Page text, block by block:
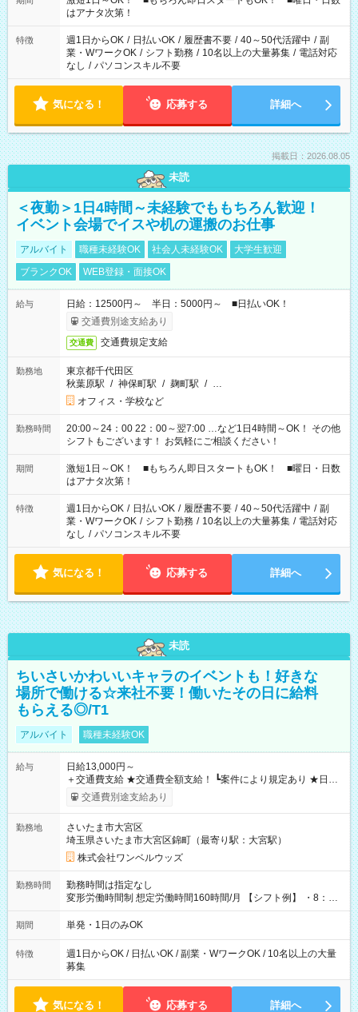
はアナタ次第！
特徴 週1日からOK / 日払いOK / 履歴書不要 / 40～50代活躍中 / 副
業・WワークOK / シフト勤務 / 10名以上の大量募集 / 電話対応
なし / パソコンスキル不要
気になる！ 応募する 詳細へ
掲載日：2026.08.05
未読
＜夜勤＞1日4時間～未経験でももちろん歓迎！
イベント会場でイスや机の運搬のお仕事
アルバイト 職種未経験OK 社会人未経験OK
大学生歓迎
ブランクOK
WEB登録・面接OK
給与
日給：12500円～ 半日：5000円～ ■日払いOK！
交通費別途支給あり
交通費 交通費規定支給
勤務地
東京都千代田区
秋葉原駅 / 神保町駅 / 麹町駅 / …
オフィス・学校など
勤務時間
20:00～24：00 22：00～翌7:00 …など1日4時間～OK！ その他
シフトもございます！ お気軽にご相談ください！
期間
激短1日～OK！ ■もちろん即日スタートもOK！ ■曜日・日数
はアナタ次第！
特徴 週1日からOK / 日払いOK / 履歴書不要 / 40～50代活躍中 / 副
業・WワークOK / シフト勤務 / 10名以上の大量募集 / 電話対応
なし / パソコンスキル不要
気になる！ 応募する 詳細へ
未読
ちいさいかわいいキャラのイベントも！好きな
場所で働ける☆来社不要！働いたその日に給料
もらえる◎/T1
アルバイト 職種未経験OK
給与
日給13,000円～
＋交通費支給 ★交通費全額支給！ ┗案件により規定あり ★日払
いOK！（規定あり） ┗働いたその日に現金GET♪ お仕事後はコ
ンビニATMから 日払い分を引き落とせます！ 【試用期間】試
交通費別途支給あり
勤務地
さいたま市大宮区
埼玉県さいたま市大宮区錦町（最寄り駅：大宮駅）
株式会社ワンベルウッズ
勤務時間
勤務時間は指定なし
変形労働時間制 想定労働時間160時間/月 【シフト例】 ・8：00
～21：00
期間 単発・1日のみOK
特徴
週1日からOK / 日払いOK / 副業・WワークOK / 10名以上の大量
募集
気になる！ 応募する 詳細へ